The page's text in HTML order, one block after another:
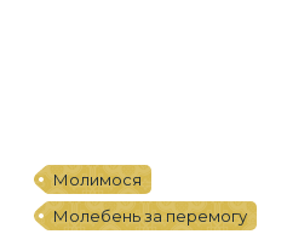
Молимося
Молебень за перемогу